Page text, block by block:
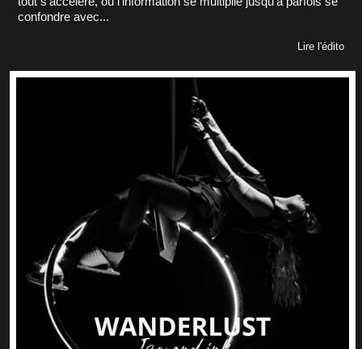
confondre avec...
Lire l'édito